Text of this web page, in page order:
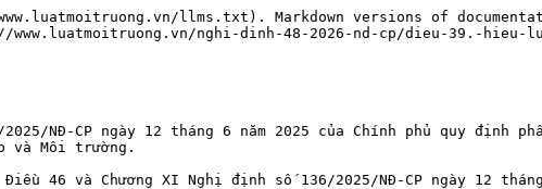
llms.txt). Markdown versions of
nghi-dinh-48-2026-nd-cp/dieu-39.-hieu-
NĐ-CP ngày 12 tháng 6 năm 2025 của Chính phủ quy định
và Môi trường.
46 và Chương XI Nghị định số 136/2025/NĐ-CP ngày 12